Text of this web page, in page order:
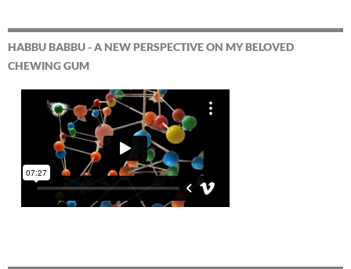
HABBU BABBU - A NEW PERSPECTIVE ON MY BELOVED
CHEWING GUM